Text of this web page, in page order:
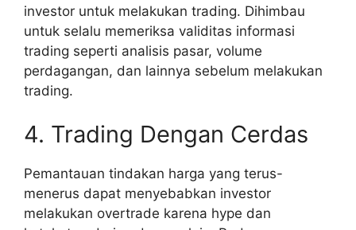
investor untuk melakukan trading. Dihimbau
untuk selalu memeriksa validitas informasi
trading seperti analisis pasar, volume
perdagangan, dan lainnya sebelum melakukan
trading.
4. Trading Dengan Cerdas
Pemantauan tindakan harga yang terus-
menerus dapat menyebabkan investor
melakukan overtrade karena hype dan